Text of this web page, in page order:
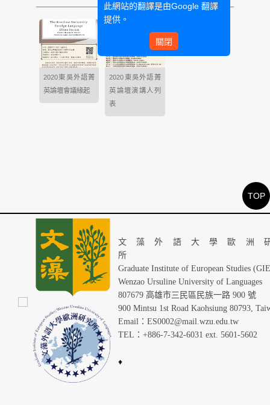
2020東吳外語菁
英論壇會議緣起
2020東吳外語菁
英論壇演講人列
表
文藻外語大學歐洲
Graduate Institute of European Studies
Wenzao Ursuline University of Languages
807679 高雄市三民區民族一路 900 號
900 Mintsu 1st Road Kaohsiung 80793,
Email：ES0002@mail.wzu.edu.tw
TEL：+886-7-342-6031 ext. 5601-5602
♦
TOP
此網站的翻譯是由Google 翻譯
提供。
關閉